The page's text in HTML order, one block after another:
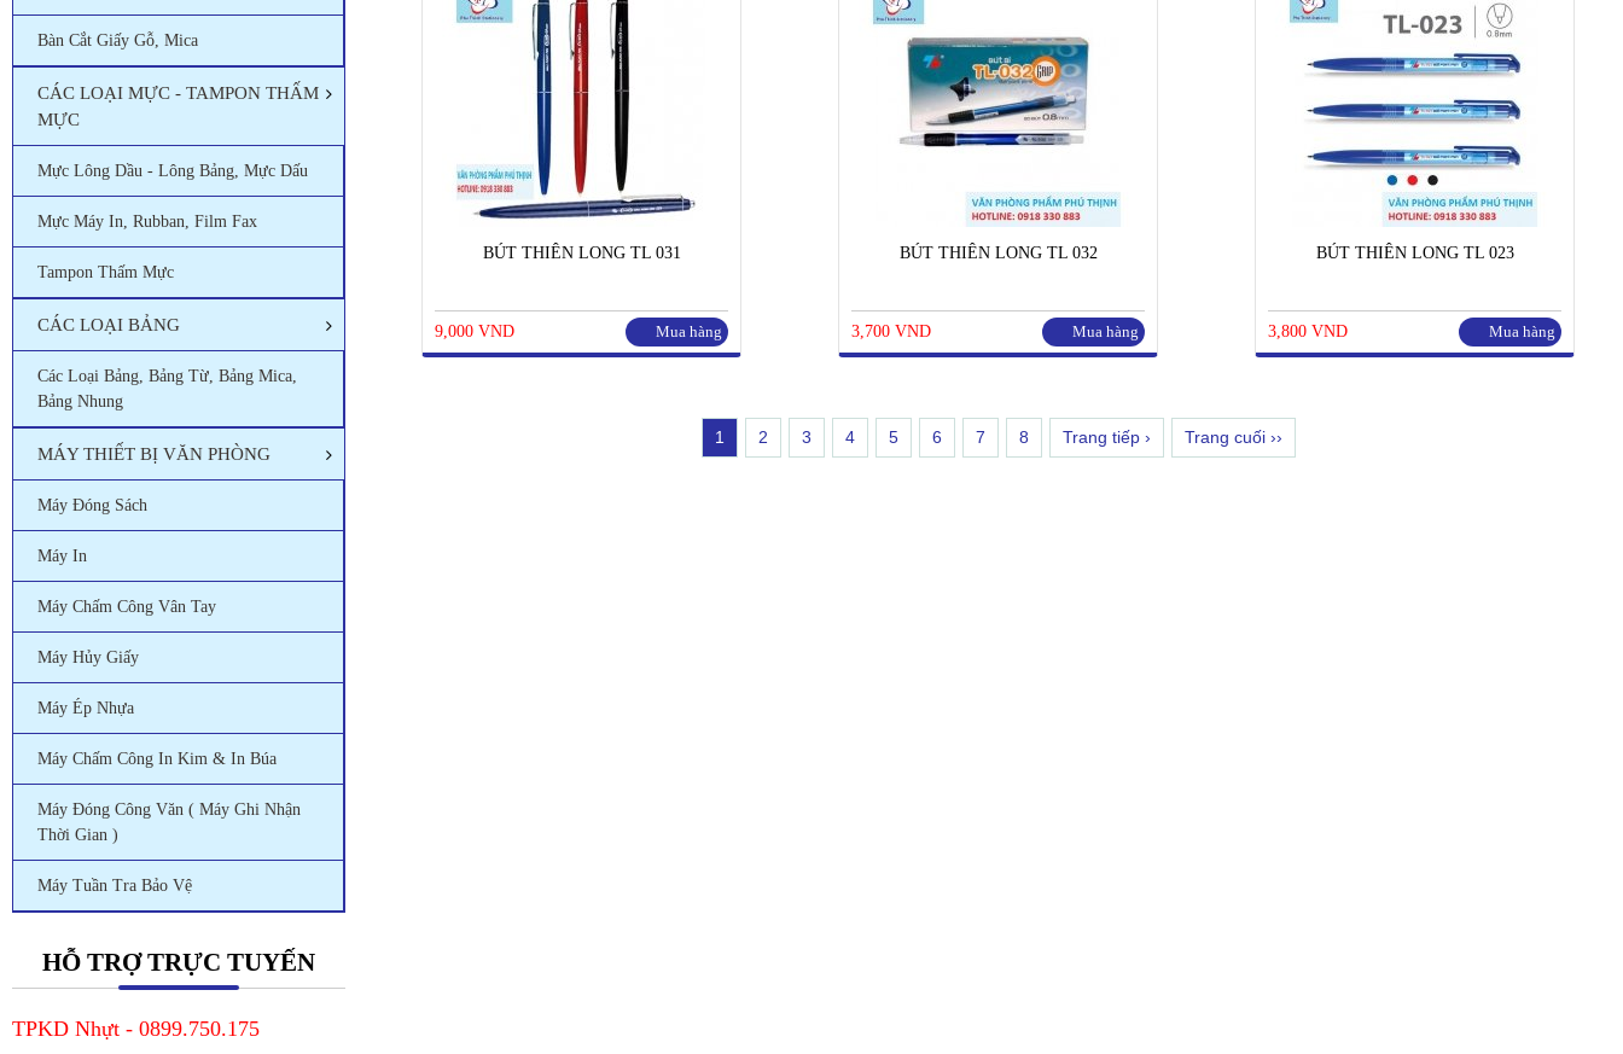
Bàn Cắt Giấy Gỗ, Mica
CÁC LOẠI MỰC - TAMPON THẤM
MỰC
Mực Lông Dầu - Lông Bảng, Mực Dấu
Mực Máy In, Rubban, Film Fax
Tampon Thấm Mực
CÁC LOẠI BẢNG
Các Loại Bảng, Bảng Từ, Bảng Mica,
Bảng Nhung
MÁY THIẾT BỊ VĂN PHÒNG
Máy Đóng Sách
Máy In
Máy Chấm Công Vân Tay
Máy Hủy Giấy
Máy Ép Nhựa
Máy Chấm Công In Kim & In Búa
Máy Đóng Công Văn ( Máy Ghi Nhận
Thời Gian )
Máy Tuần Tra Bảo Vệ
HỖ TRỢ TRỰC TUYẾN
TPKD Nhựt - 0899.750.175
BÚT THIÊN LONG TL 031
9,000 VND Mua hàng
BÚT THIÊN LONG TL 032
3,700 VND Mua hàng
BÚT THIÊN LONG TL 023
3,800 VND Mua hàng
1 2 3 4 5 6 7 8 Trang tiếp › Trang cuối ››